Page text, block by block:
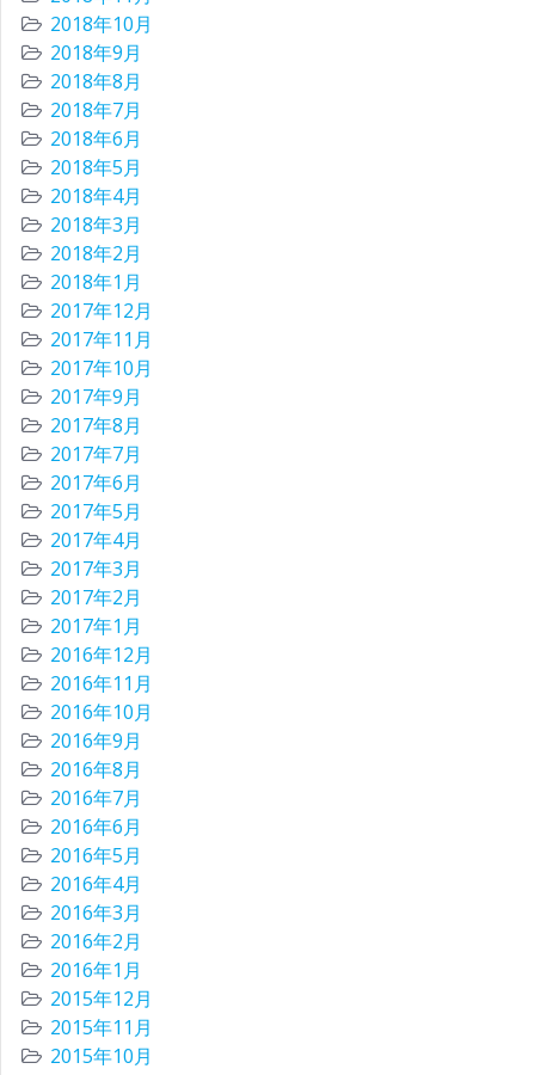
2018年10月
2018年9月
2018年8月
2018年7月
2018年6月
2018年5月
2018年4月
2018年3月
2018年2月
2018年1月
2017年12月
2017年11月
2017年10月
2017年9月
2017年8月
2017年7月
2017年6月
2017年5月
2017年4月
2017年3月
2017年2月
2017年1月
2016年12月
2016年11月
2016年10月
2016年9月
2016年8月
2016年7月
2016年6月
2016年5月
2016年4月
2016年3月
2016年2月
2016年1月
2015年12月
2015年11月
2015年10月